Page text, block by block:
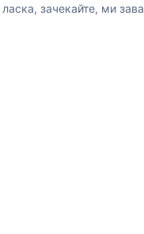
зачекайте, ми